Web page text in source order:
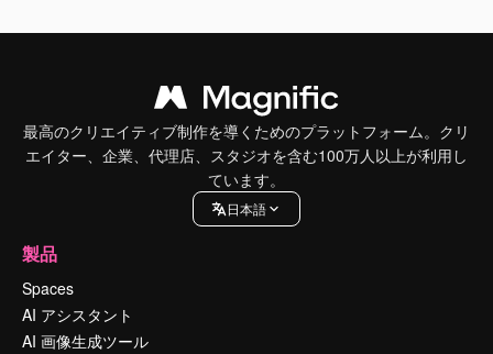
最高のクリエイティブ制作を導くためのプラットフォーム。クリ
エイター、企業、代理店、スタジオを含む100万人以上が利用し
ています。
日本語
製品
Spaces
AI アシスタント
AI 画像生成ツール